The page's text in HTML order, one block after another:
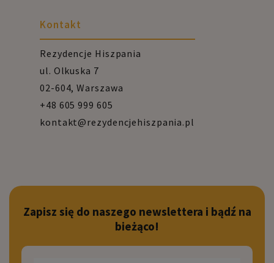
Kontakt
Rezydencje Hiszpania
ul. Olkuska 7
02-604, Warszawa
+48 605 999 605
kontakt@rezydencjehiszpania.pl
Zapisz się do naszego newslettera i bądź na
bieżąco!